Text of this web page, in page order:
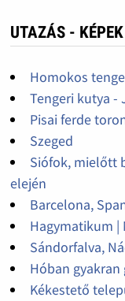
UTAZÁS - KÉPEK
Homokos
Tengeri kutya -
Pisai ferde
Szeged
Siófok, mielőtt
elején
Barcelona,
Hagymatikum |
Sándorfalva,
Hóban gyakran
Kékestető